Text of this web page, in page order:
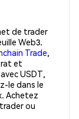
de trader
Web3.
Trade,
et
USDT,
le dans le
Achetez
ou